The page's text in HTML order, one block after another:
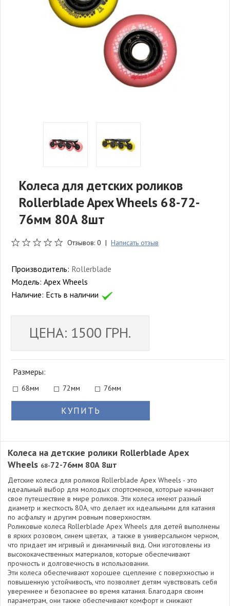
Колеса для детских роликов
Rollerblade Apex Wheels 68-72-
76мм 80А 8шт
Отзывов: 0 | Написать отзыв
Производитель: Rollerblade
Модель: Apex Wheels
Наличие: Есть в наличии
ЦЕНА: 1500 ГРН.
Размеры:
68мм 72мм 76мм
КУПИТЬ
Колеса на детские ролики Rollerblade Apex
Wheels 68-72-76мм 80А 8шт
Детские колеса для роликов Rollerblade Apex Wheels - это
идеальный выбор для молодых спортсменов, которые начинают
свое путешествие в мире роликов. Эти колеса имеют разный
диаметр и жесткость 80A, что делает их идеальными для катания
по асфальту и другим ровным поверхностям.
Роликовые колеса Rollerblade Apex Wheels для детей выполнены
в ярких розовом, синем цветах, а также в универсальном черном,
что придает им игривый и динамичный вид. Они изготовлены из
высококачественных материалов, которые обеспечивают
прочность и долговечность в использовании.
Эти колеса обеспечивают хорошее сцепление с поверхностью и
повышенную устойчивость, что позволяет детям чувствовать себя
увереннее и безопаснее во время катания. Благодаря своим
параметрам, они также обеспечивают комфорт и снижают